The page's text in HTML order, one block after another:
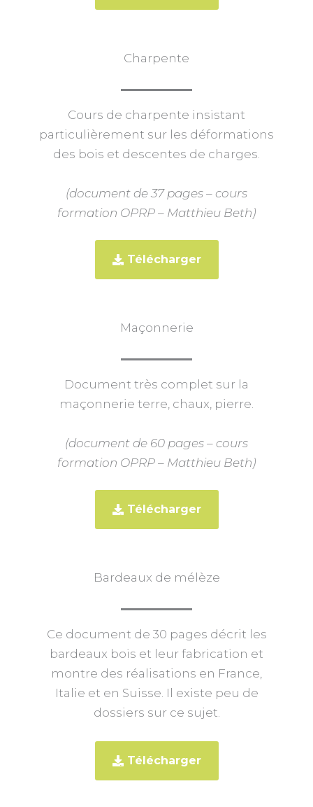
Charpente
Cours de charpente insistant
particulièrement sur les déformations
des bois et descentes de charges.
(document de 37 pages – cours
formation OPRP – Matthieu Beth)
Télécharger
Maçonnerie
Document très complet sur la
maçonnerie terre, chaux, pierre.
(document de 60 pages – cours
formation OPRP – Matthieu Beth)
Télécharger
Bardeaux de mélèze
Ce document de 30 pages décrit les
bardeaux bois et leur fabrication et
montre des réalisations en France,
Italie et en Suisse. Il existe peu de
dossiers sur ce sujet.
Télécharger